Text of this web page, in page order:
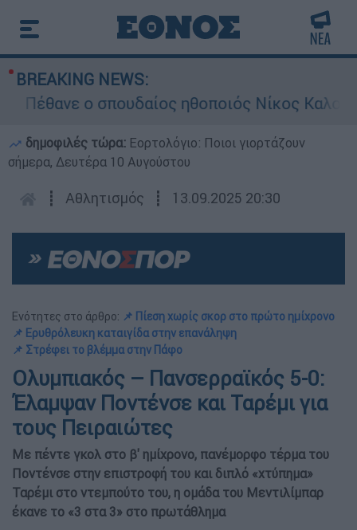
BREAKING NEWS:
ο σπουδαίος ηθοποιός Νίκος
δημοφιλές τώρα: Εορτολόγιο: Ποιοι γιορτάζουν
σήμερα, Δευτέρα 10 Αυγούστου
┋ Αθλητισμός ┋ 13.09.2025 20:30
Ενότητες στο άρθρο: 📌 Πίεση χωρίς σκορ στο πρώτο ημίχρονο
📌 Ερυθρόλευκη καταιγίδα στην επανάληψη
📌 Στρέφει το βλέμμα στην Πάφο
Ολυμπιακός – Πανσερραϊκός 5-0:
Έλαμψαν Ποντένσε και Ταρέμι για
τους Πειραιώτες
Με πέντε γκολ στο β' ημίχρονο, πανέμορφο τέρμα του
Ποντένσε στην επιστροφή του και διπλό «χτύπημα»
Ταρέμι στο ντεμπούτο του, η ομάδα του Μεντιλίμπαρ
έκανε το «3 στα 3» στο πρωτάθλημα